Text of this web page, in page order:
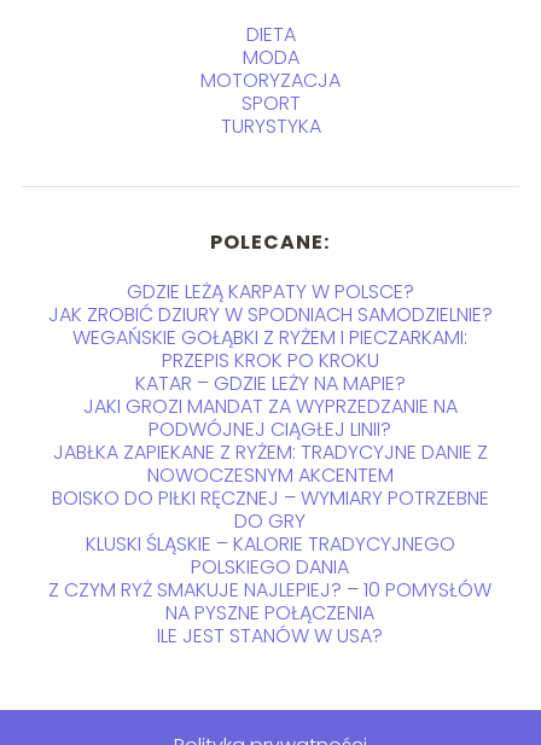
DIETA
MODA
MOTORYZACJA
SPORT
TURYSTYKA
POLECANE:
GDZIE LEŻĄ KARPATY W POLSCE?
JAK ZROBIĆ DZIURY W SPODNIACH SAMODZIELNIE?
WEGAŃSKIE GOŁĄBKI Z RYŻEM I PIECZARKAMI:
PRZEPIS KROK PO KROKU
KATAR – GDZIE LEŻY NA MAPIE?
JAKI GROZI MANDAT ZA WYPRZEDZANIE NA
PODWÓJNEJ CIĄGŁEJ LINII?
JABŁKA ZAPIEKANE Z RYŻEM: TRADYCYJNE DANIE Z
NOWOCZESNYM AKCENTEM
BOISKO DO PIŁKI RĘCZNEJ – WYMIARY POTRZEBNE
DO GRY
KLUSKI ŚLĄSKIE – KALORIE TRADYCYJNEGO
POLSKIEGO DANIA
Z CZYM RYŻ SMAKUJE NAJLEPIEJ? – 10 POMYSŁÓW
NA PYSZNE POŁĄCZENIA
ILE JEST STANÓW W USA?